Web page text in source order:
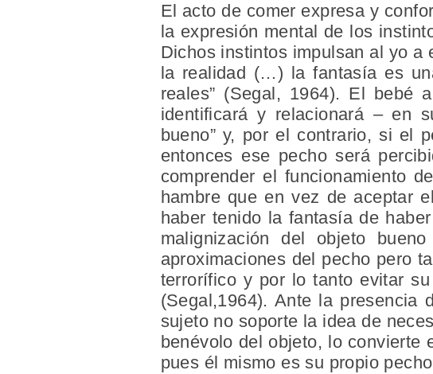
El acto de comer expresa y
la expresión mental de los
Dichos instintos impulsan al yo a
la realidad (…) la fantasía es
reales” (Segal, 1964). El bebé
identificará y relacionará – en
bueno” y, por el contrario, si el
entonces ese pecho será
comprender el funcionamiento
hambre que en vez de aceptar
haber tenido la fantasía de
malignización del objeto
aproximaciones del pecho pero
terrorífico y por lo tanto evitar
(Segal,1964). Ante la presencia
sujeto no soporte la idea de
benévolo del objeto, lo convierte
pues él mismo es su propio